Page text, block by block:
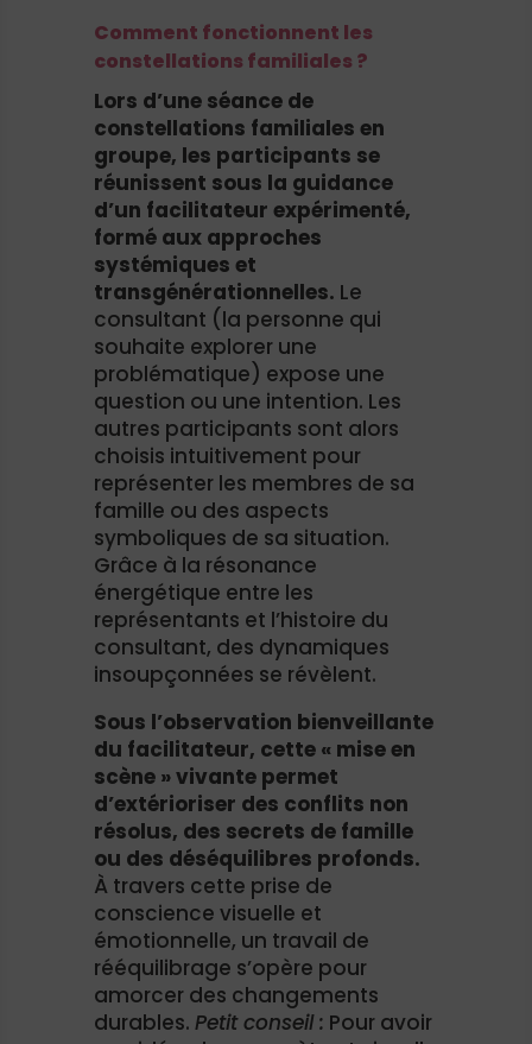
Comment fonctionnent les
constellations familiales ?
Lors d’une séance de
constellations familiales en
groupe, les participants se
réunissent sous la guidance
d’un facilitateur expérimenté,
formé aux approches
systémiques et
transgénérationnelles. Le
consultant (la personne qui
souhaite explorer une
problématique) expose une
question ou une intention. Les
autres participants sont alors
choisis intuitivement pour
représenter les membres de sa
famille ou des aspects
symboliques de sa situation.
Grâce à la résonance
énergétique entre les
représentants et l’histoire du
consultant, des dynamiques
insoupçonnées se révèlent.
Sous l’observation bienveillante
du facilitateur, cette « mise en
scène » vivante permet
d’extérioriser des conflits non
résolus, des secrets de famille
ou des déséquilibres profonds.
À travers cette prise de
conscience visuelle et
émotionnelle, un travail de
rééquilibrage s’opère pour
amorcer des changements
durables. Petit conseil : Pour avoir